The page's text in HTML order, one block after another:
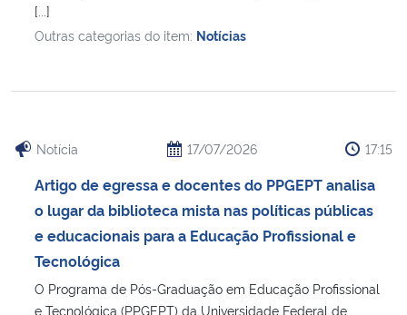
Secretaria-Geral
Banco Central do Brasil
Planalto
[...]
Outras categorias do item: Notícias
Notícia 17/07/2026 17:15
Artigo de egressa e docentes do PPGEPT analisa
o lugar da biblioteca mista nas políticas públicas
e educacionais para a Educação Profissional e
Tecnológica
O Programa de Pós-Graduação em Educação Profissional
e Tecnológica (PPGEPT) da Universidade Federal de